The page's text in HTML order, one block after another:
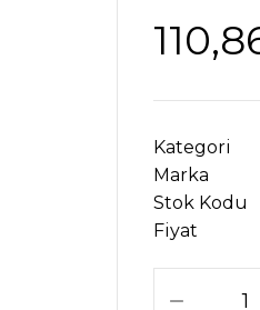
Kategori
Marka
Stok Kodu
Fiyat